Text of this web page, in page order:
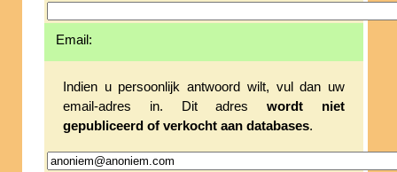
Email:
Indien u persoonlijk antwoord wilt, vul dan uw
email-adres in. Dit adreswordt niet
gepubliceerd of verkocht aan databases.